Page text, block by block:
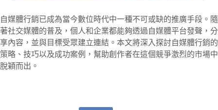
自媒體行銷已成為當今數位時代中一種不可或缺的推廣手段。隨
著社交媒體的普及，個人和企業都能夠透過自媒體平台發聲，分
享內容，並與目標受眾建立連結。本文將深入探討自媒體行銷的
策略、技巧以及成功案例，幫助創作者在這個競爭激烈的市場中
脫穎而出。